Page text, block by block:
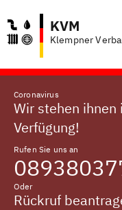
KVM
Klempner
Coronavirus
Wir stehen
Verfügung!
Rufen Sie uns an
Oder
Rückruf